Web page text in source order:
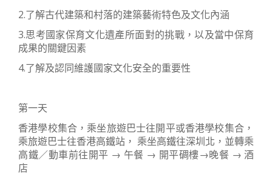
2.了解古代建築和村落的建築藝術特色及文化內涵
3.思考國家保育文化遺產所面對的挑戰，以及當中保育
成果的關鍵因素
4.了解及認同維護國家文化安全的重要性
第一天
香港學校集合，乘坐旅遊巴士往開平或香港學校集合，
乘旅遊巴士往香港高鐵站， 乘坐高鐵往深圳北，並轉乘
高鐵／動車前往開平 → 午餐 → 開平碉樓→晚餐 → 酒
店